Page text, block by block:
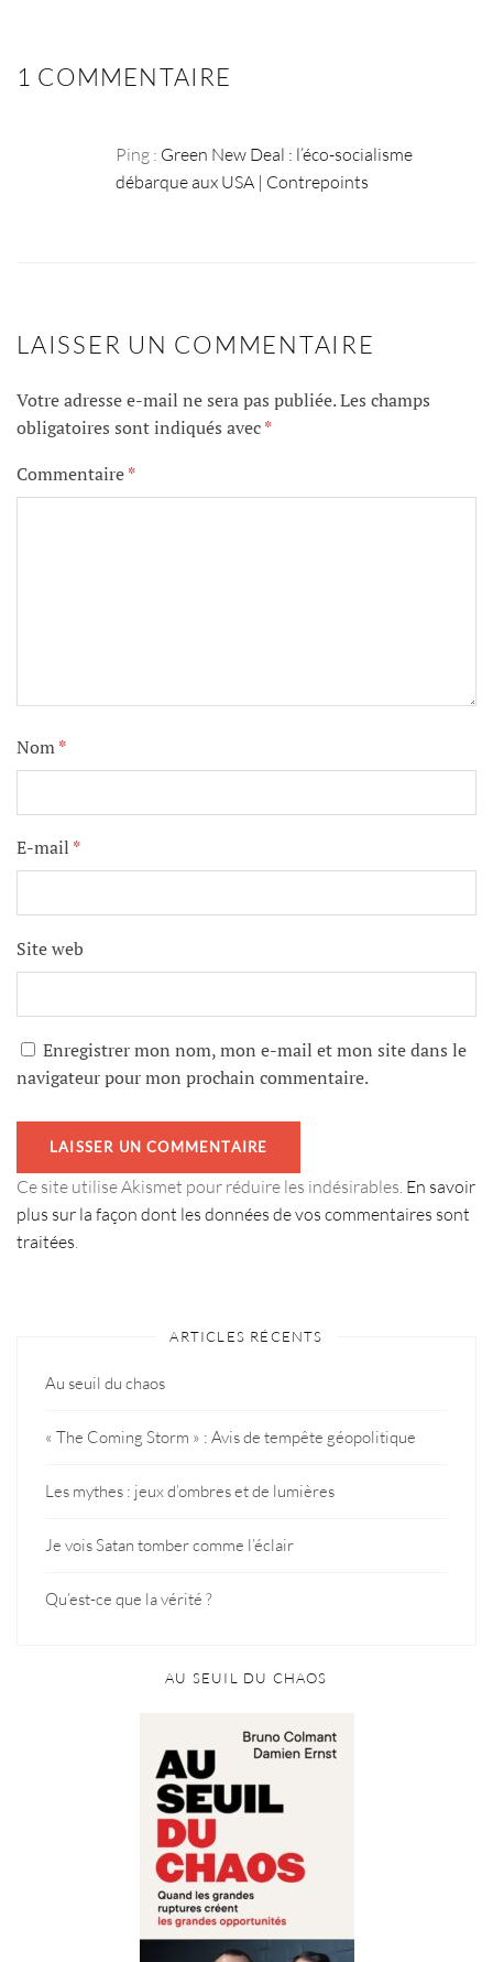
1 COMMENTAIRE
Ping : Green New Deal : l’éco-socialisme
débarque aux USA | Contrepoints
LAISSER UN COMMENTAIRE
Votre adresse e-mail ne sera pas publiée.Les champs
obligatoires sont indiqués avec*
Commentaire*
Nom*
E-mail *
Site web
Enregistrer mon nom, mon e-mail et mon site dans le
navigateur pour mon prochain commentaire.
Ce site utilise Akismet pour réduire les indésirables. En savoir
plus sur la façon dont les données de vos commentaires sont
traitées.
ARTICLES RÉCENTS
Au seuil du chaos
« The Coming Storm » : Avis de tempête géopolitique
Les mythes : jeux d’ombres et de lumières
Je vois Satan tomber comme l’éclair
Qu’est-ce que la vérité ?
AU SEUIL DU CHAOS